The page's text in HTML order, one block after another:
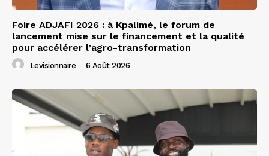
Foire ADJAFI 2026 : à Kpalimé, le forum de
lancement mise sur le financement et la qualité
pour accélérer l’agro-transformation
Levisionnaire - 6 Août 2026